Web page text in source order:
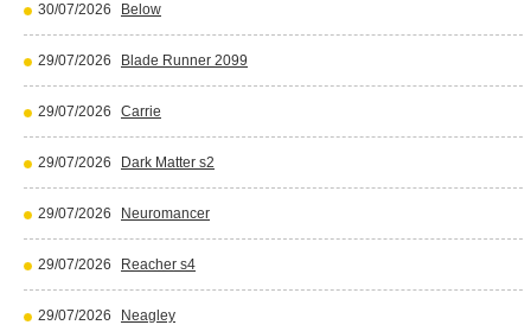
30/07/2026 Below
29/07/2026 Blade Runner 2099
29/07/2026 Carrie
29/07/2026 Dark Matter s2
29/07/2026 Neuromancer
29/07/2026 Reacher s4
29/07/2026 Neagley